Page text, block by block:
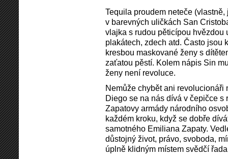
Tequila proudem neteče
v barevných uličkách San
vlajka s rudou pěticípou hvězdou
plakátech, zdech atd. Často jsou
kresbou maskované ženy s
zaťatou pěstí. Kolem nápis Sin
ženy není revoluce.
Nemůže chybět ani revolucionáři
Diego se na nás dívá v čepičce s
Zapatovy armády národního
každém kroku, když se dobře
samotného Emiliana Zapaty.
důstojný život, právo, svoboda,
úplně klidným místem svědčí